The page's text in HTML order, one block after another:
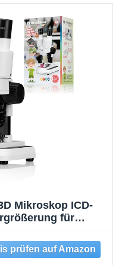
Mikroskop ICD-
für
Münzen,
20x / 50x